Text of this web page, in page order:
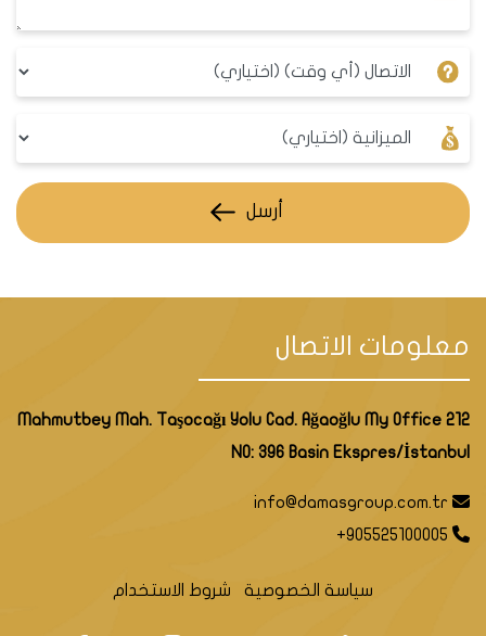
2023
11819
لماذا تختار اسنيورت للاستثمار العقاري؟
أرسل
معلومات الاتصال
Mahmutbey Mah. Taşocağı Yolu Cad. Ağaoğlu My Office 212
NO: 396 Basin Ekspres/İstanbul
info@damasgroup.com.tr
+905525100005
سياسة الخصوصية شروط الاستخدام